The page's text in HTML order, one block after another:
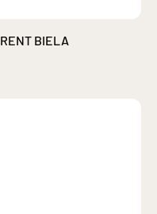
BIELA